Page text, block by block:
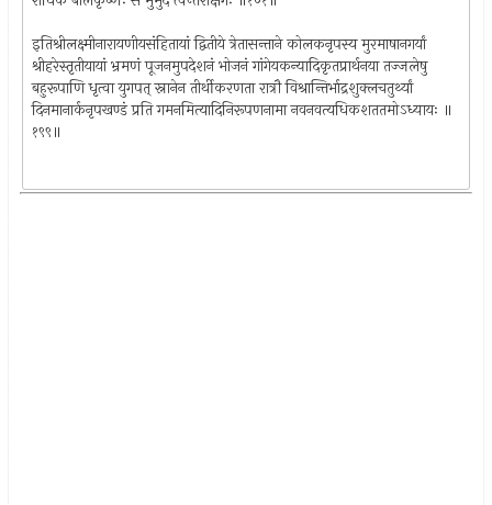
इतिश्रीलक्ष्मीनारायणीयसंहितायां द्वितीये त्रेतासन्ताने कोलकनृपस्य मुरमाषानगर्यां
श्रीहरेस्तृतीयायां भ्रमणं पूजनमुपदेशनं भोजनं गांगेयकन्यादिकृतप्रार्थनया तज्जलेषु
बहुरूपाणि धृत्वा युगपत् स्नानेन तीर्थीकरणता रात्रौ विश्रान्तिर्भाद्रशुक्लचतुर्थ्यां
दिनमानार्कनृपखण्डं प्रति गमनमित्यादिनिरूपणनामा नवनवत्यधिकशततमोऽध्यायः ॥
१९९॥